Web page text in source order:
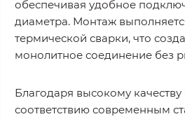
обеспечивая удобное
диаметра. Монтаж
термической сварки, что
монолитное соединение без
Благодаря высокому качеству
соответствию современным